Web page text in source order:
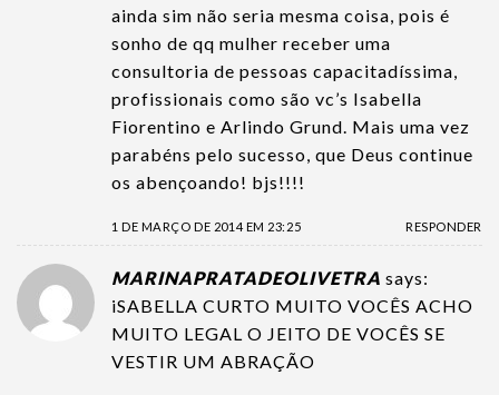
ainda sim não seria mesma coisa, pois é
sonho de qq mulher receber uma
consultoria de pessoas capacitadíssima,
profissionais como são vc’s Isabella
Fiorentino e Arlindo Grund. Mais uma vez
parabéns pelo sucesso, que Deus continue
os abençoando! bjs!!!!
1 DE MARÇO DE 2014 EM 23:25 RESPONDER
MARINAPRATADEOLIVETRA says:
iSABELLA CURTO MUITO VOCÊS ACHO
MUITO LEGAL O JEITO DE VOCÊS SE
VESTIR UM ABRAÇÃO